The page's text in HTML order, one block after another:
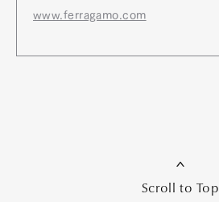
www.ferragamo.com
Scroll to Top